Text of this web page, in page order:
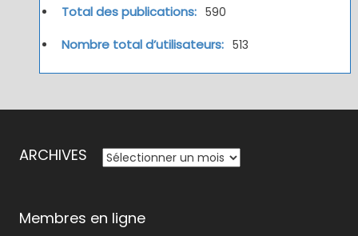
Total des publications: 590
Nombre total d’utilisateurs: 513
ARCHIVES ARCHIVES
Membres en ligne